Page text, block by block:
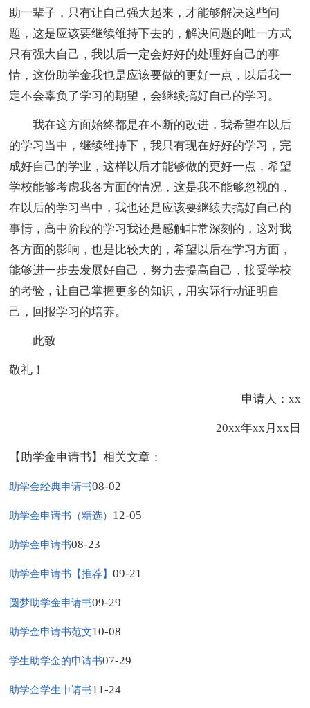
助一辈子，只有让自己强大起来，才能够解决这些问
题，这是应该要继续维持下去的，解决问题的唯一方式
只有强大自己，我以后一定会好好的处理好自己的事
情，这份助学金我也是应该要做的更好一点，以后我一
定不会辜负了学习的期望，会继续搞好自己的学习。
我在这方面始终都是在不断的改进，我希望在以后
的学习当中，继续维持下，我只有现在好好的学习，完
成好自己的学业，这样以后才能够做的更好一点，希望
学校能够考虑我各方面的情况，这是我不能够忽视的，
在以后的学习当中，我也还是应该要继续去搞好自己的
事情，高中阶段的学习我还是感触非常深刻的，这对我
各方面的影响，也是比较大的，希望以后在学习方面，
能够进一步去发展好自己，努力去提高自己，接受学校
的考验，让自己掌握更多的知识，用实际行动证明自
己，回报学习的培养。
此致
敬礼！
申请人：xx
20xx年xx月xx日
【助学金申请书】相关文章：
助学金经典申请书08-02
助学金申请书（精选） 12-05
助学金申请书08-23
助学金申请书【推荐】09-21
圆梦助学金申请书09-29
助学金申请书范文10-08
学生助学金的申请书07-29
助学金学生申请书11-24